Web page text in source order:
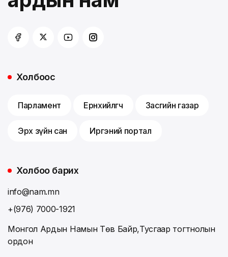
Холбоос
Парламент Ерөнхийлөгч Засгийн газар
Эрх зүйн сан Иргэний портал
Холбоо барих
info@nam.mn
+(976) 7000-1921
Монгол Ардын Намын Төв Байр,Тусгаар тогтнолын
ордон